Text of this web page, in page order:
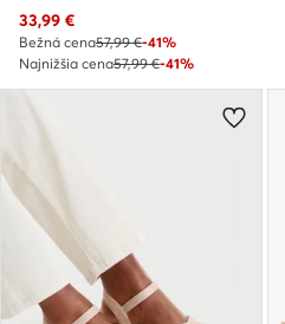
Aktuálna cena
33,99 €
Bežná cena57,99 €-41%
Najnižšia cena57,99 €-41%